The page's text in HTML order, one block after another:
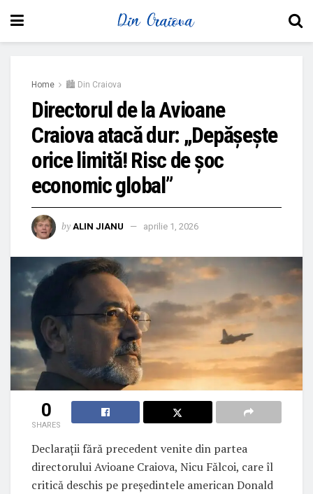
Home 🏙 Din Craiova
Directorul de la Avioane
Craiova atacă dur: „Depășește
orice limită! Risc de șoc
economic global”
by ALIN JIANU aprilie 1, 2026
0
SHARES
Declarații fără precedent venite din partea
directorului Avioane Craiova, Nicu Fălcoi, care îl
critică deschis pe președintele american Donald